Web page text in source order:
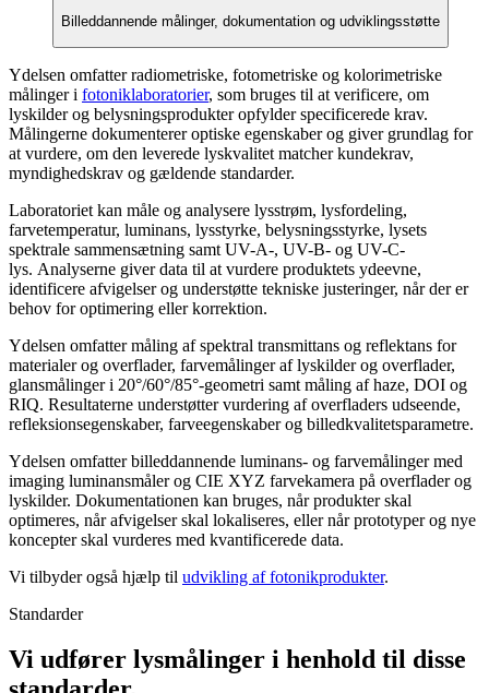
Billeddannende målinger, dokumentation og udviklingsstøtte
Ydelsen omfatter radiometriske, fotometriske og kolorimetriske
målinger i fotoniklaboratorier, som bruges til at verificere, om
lyskilder og belysningsprodukter opfylder specificerede krav.
Målingerne dokumenterer optiske egenskaber og giver grundlag for
at vurdere, om den leverede lyskvalitet matcher kundekrav,
myndighedskrav og gældende standarder.
Laboratoriet kan måle og analysere lysstrøm, lysfordeling,
farvetemperatur, luminans, lysstyrke, belysningsstyrke, lysets
spektrale sammensætning samt UV-A-, UV-B- og UV-C-
lys. Analyserne giver data til at vurdere produktets ydeevne,
identificere afvigelser og understøtte tekniske justeringer, når der er
behov for optimering eller korrektion.
Ydelsen omfatter måling af spektral transmittans og reflektans for
materialer og overflader, farvemålinger af lyskilder og overflader,
glansmålinger i 20°/60°/85°-geometri samt måling af haze, DOI og
RIQ. Resultaterne understøtter vurdering af overfladers udseende,
refleksionsegenskaber, farveegenskaber og billedkvalitetsparametre.
Ydelsen omfatter billeddannende luminans- og farvemålinger med
imaging luminansmåler og CIE XYZ farvekamera på overflader og
lyskilder. Dokumentationen kan bruges, når produkter skal
optimeres, når afvigelser skal lokaliseres, eller når prototyper og nye
koncepter skal vurderes med kvantificerede data.
Vi tilbyder også hjælp til udvikling af fotonikprodukter.
Standarder
Vi udfører lysmålinger i henhold til disse